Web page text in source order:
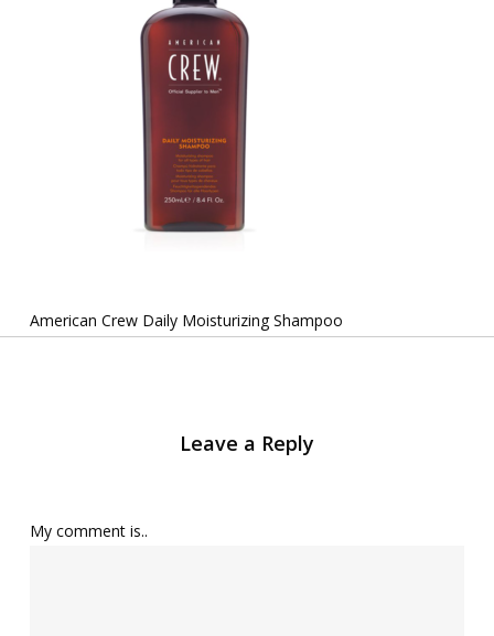
American Crew Daily Moisturizing Shampoo
Leave a Reply
My comment is..